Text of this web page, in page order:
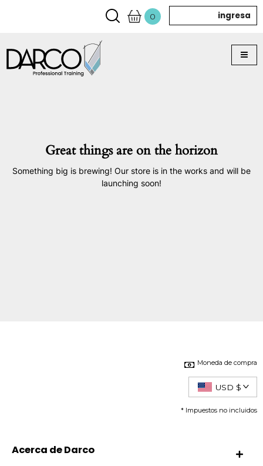
0 ingresa
Great things are on the horizon
Something big is brewing! Our store is in the works and will be
launching soon!
Moneda de compra
USD $
* Impuestos no incluidos
Acerca de Darco